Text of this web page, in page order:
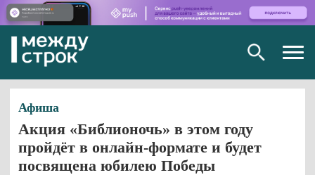
Афиша
Акция «Библионочь» в этом году
пройдёт в онлайн-формате и будет
посвящена юбилею Победы